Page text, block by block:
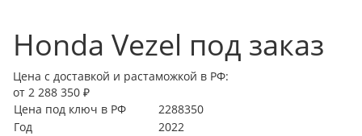
Honda Vezel под заказ
Цена с доставкой и растаможкой в РФ:
от 2 288 350 ₽
Цена под ключ в РФ
2288350
Год
2022